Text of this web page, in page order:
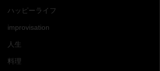
ハッピーライフ
improvisation
人生
料理